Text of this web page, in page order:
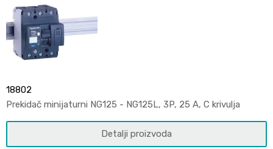
18802
Prekidač minijaturni NG125 - NG125L, 3P, 25 A, C krivulja
Detalji proizvoda